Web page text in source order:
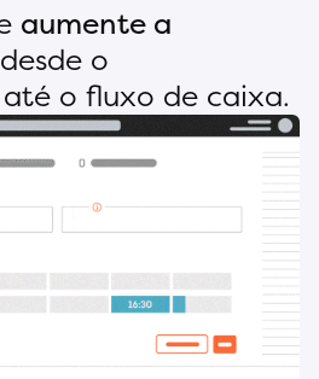
aumente a
desde o
o fluxo de caixa.